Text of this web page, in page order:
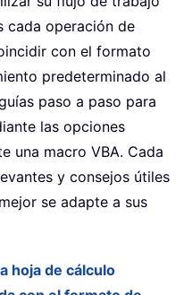
cada operación de
con el formato
predeterminado al
paso a paso para
las opciones
una macro VBA. Cada
y consejos útiles
se adapte a sus
hoja de cálculo